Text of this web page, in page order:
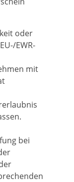
oder
EWR-
mit
bei